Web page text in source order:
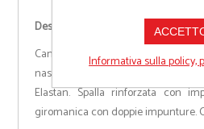
Descrizione
Canotta/T-shirt senza
nastrino di rinforzo. Girocollo
Elastan. Spalla rinforzata con
giromanica con doppie impunture.
Informativa sulla policy,